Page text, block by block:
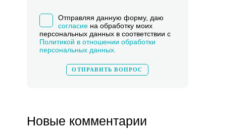
Отправляя данную форму, даю
согласиена обработку моих
персональных данных в соответствии с
Политикой в отношении обработки
персональных данных.
Новые комментарии